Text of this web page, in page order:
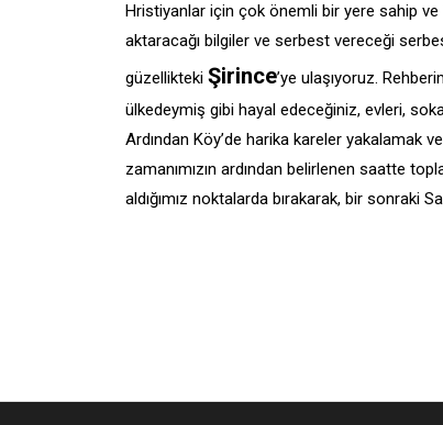
Hristiyanlar için çok önemli bir yere sahip
aktaracağı bilgiler ve serbest vereceği
güzellikteki Şirince’ye ulaşıyoruz.
ülkedeymiş gibi hayal edeceğiniz, evleri,
Ardından Köy’de harika kareler yakalamak
zamanımızın ardından belirlenen saatte
aldığımız noktalarda bırakarak, bir sonraki